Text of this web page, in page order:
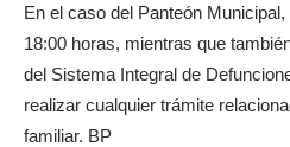
En el caso del Panteón
18:00 horas, mientras que
del Sistema Integral de
realizar cualquier trámite
familiar. BP